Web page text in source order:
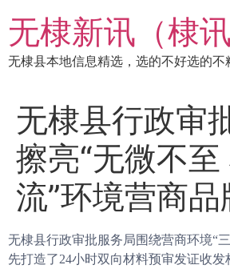
到
内
容
无棣新讯（棣讯
无棣县本地信息精选，选的不好选的不
无棣县行政审
擦亮“无微不
流”环境营商品
无棣县行政审批服务局围绕营商环境“
先打造了24小时双向材料预审发证收